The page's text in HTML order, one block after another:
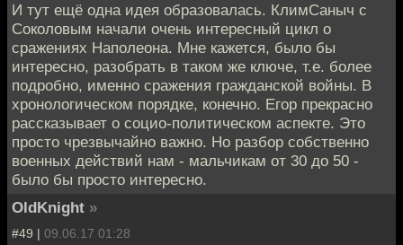
И тут ещё одна идея образовалась. КлимСаныч с
Соколовым начали очень интересный цикл о
сражениях Наполеона. Мне кажется, было бы
интересно, разобрать в таком же ключе, т.е. более
подробно, именно сражения гражданской войны. В
хронологическом порядке, конечно. Егор прекрасно
рассказывает о социо-политическом аспекте. Это
просто чрезвычайно важно. Но разбор собственно
военных действий нам - мальчикам от 30 до 50 -
было бы просто интересно.
OldKnight »
#49 | 09.06.17 01:28